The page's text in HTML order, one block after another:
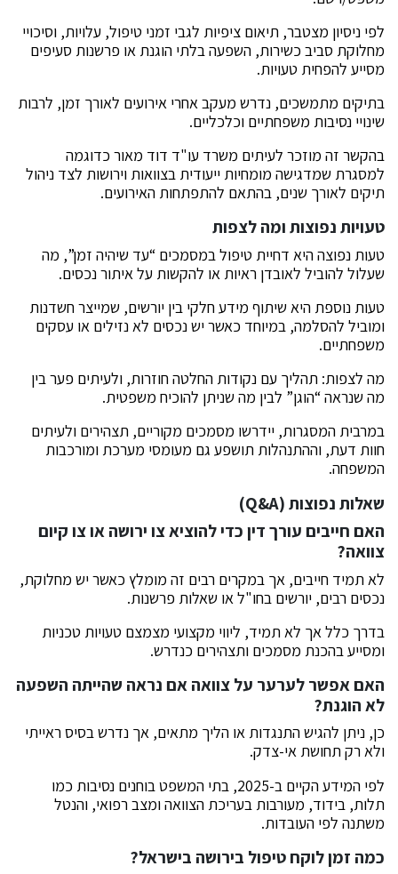
לפי ניסיון מצטבר, תיאום ציפיות לגבי זמני טיפול, עלויות, וסיכויי
מחלוקת סביב כשירות, השפעה בלתי הוגנת או פרשנות סעיפים
מסייע להפחית טעויות.
בתיקים מתמשכים, נדרש מעקב אחרי אירועים לאורך זמן, לרבות
שינויי נסיבות משפחתיים וכלכליים.
בהקשר זה מוזכר לעיתים משרד עו"ד דוד מאור כדוגמה
למסגרת שמדגישה מומחיות ייעודית בצוואות וירושות לצד ניהול
תיקים לאורך שנים, בהתאם להתפתחות האירועים.
טעויות נפוצות ומה לצפות
טעות נפוצה היא דחיית טיפול במסמכים “עד שיהיה זמן”, מה
שעלול להוביל לאובדן ראיות או להקשות על איתור נכסים.
טעות נוספת היא שיתוף מידע חלקי בין יורשים, שמייצר חשדנות
ומוביל להסלמה, במיוחד כאשר יש נכסים לא נזילים או עסקים
משפחתיים.
מה לצפות: תהליך עם נקודות החלטה חוזרות, ולעיתים פער בין
מה שנראה “הוגן” לבין מה שניתן להוכיח משפטית.
במרבית המסגרות, יידרשו מסמכים מקוריים, תצהירים ולעיתים
חוות דעת, וההתנהלות תושפע גם מעומסי מערכת ומורכבות
המשפחה.
שאלות נפוצות (Q&A)
האם חייבים עורך דין כדי להוציא צו ירושה או צו קיום
צוואה?
לא תמיד חייבים, אך במקרים רבים זה מומלץ כאשר יש מחלוקת,
נכסים רבים, יורשים בחו"ל או שאלות פרשנות.
בדרך כלל אך לא תמיד, ליווי מקצועי מצמצם טעויות טכניות
ומסייע בהכנת מסמכים ותצהירים כנדרש.
האם אפשר לערער על צוואה אם נראה שהייתה השפעה
לא הוגנת?
כן, ניתן להגיש התנגדות או הליך מתאים, אך נדרש בסיס ראייתי
ולא רק תחושת אי-צדק.
לפי המידע הקיים ב-2025, בתי המשפט בוחנים נסיבות כמו
תלות, בידוד, מעורבות בעריכת הצוואה ומצב רפואי, והנטל
משתנה לפי העובדות.
כמה זמן לוקח טיפול בירושה בישראל?